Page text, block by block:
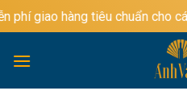
Bỏ
qua
dung
tiêu chuẩn cho các đơn hàng